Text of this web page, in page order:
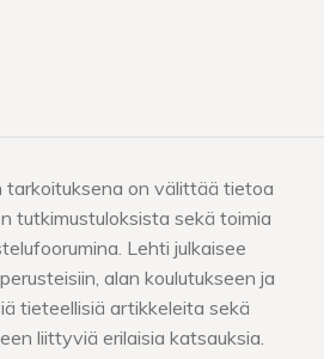
tarkoituksena on välittää tietoa
tutkimustuloksista sekä toimia
Lehti julkaisee
alan koulutukseen ja
tieteellisiä artikkeleita sekä
liittyviä erilaisia katsauksia.